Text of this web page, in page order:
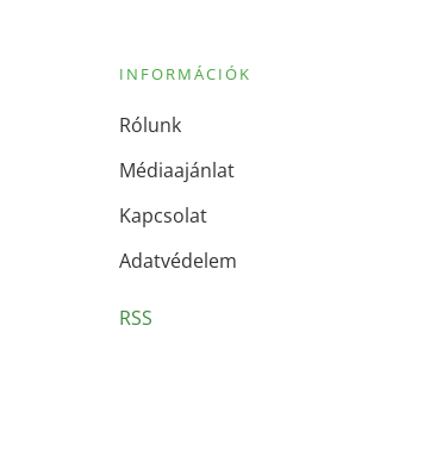
INFORMÁCIÓK
Rólunk
Médiaajánlat
Kapcsolat
Adatvédelem
RSS